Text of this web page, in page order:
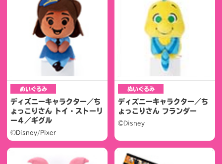
ぬいぐるみ
ディズニーキャラクター／ち
ょっこりさん トイ・ストーリ
ー４／ギグル
©Disney/Pixer
ぬいぐるみ
ディズニーキャラクター／ち
ょっこりさん フランダー
©Disney